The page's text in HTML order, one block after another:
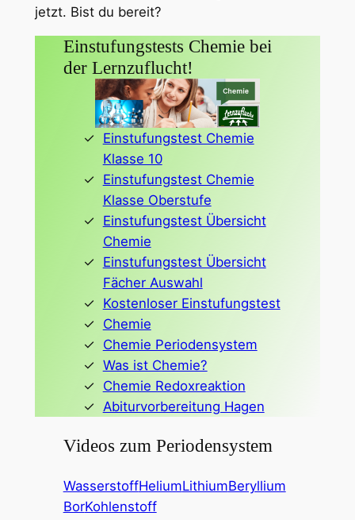
jetzt. Bist du bereit?
Einstufungstests Chemie bei
der Lernzuflucht!
Einstufungstest Chemie
Klasse 10
Einstufungstest Chemie
Klasse Oberstufe
Einstufungstest Übersicht
Chemie
Einstufungstest Übersicht
Fächer Auswahl
Kostenloser Einstufungstest
Chemie
Chemie Periodensystem
Was ist Chemie?
Chemie Redoxreaktion
Abiturvorbereitung Hagen
Videos zum Periodensystem
WasserstoffHeliumLithiumBeryllium
BorKohlenstoff